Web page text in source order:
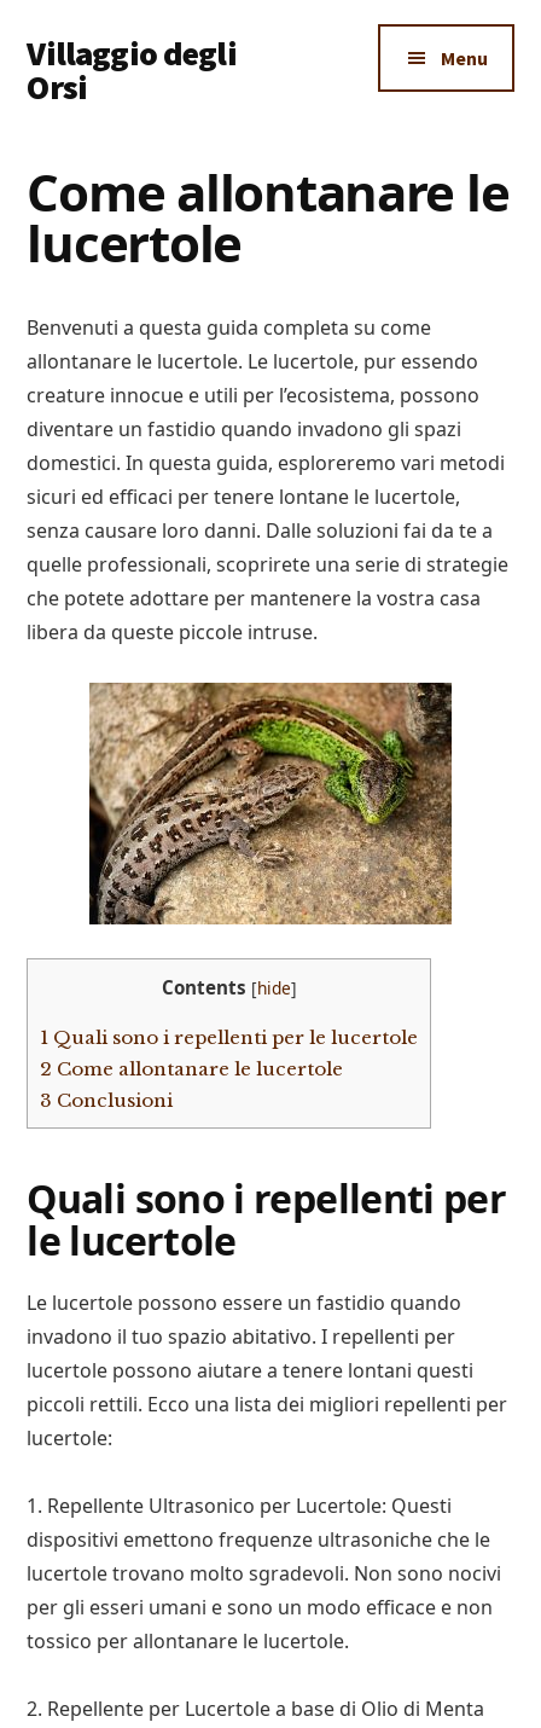
main
content
primary
sidebar
footer
menu
Villaggio degli
Orsi
Dove
Imparare
Tutto
Menu
Come allontanare le
lucertole
Benvenuti a questa guida completa su come
allontanare le lucertole. Le lucertole, pur essendo
creature innocue e utili per l’ecosistema, possono
diventare un fastidio quando invadono gli spazi
domestici. In questa guida, esploreremo vari metodi
sicuri ed efficaci per tenere lontane le lucertole,
senza causare loro danni. Dalle soluzioni fai da te a
quelle professionali, scoprirete una serie di strategie
che potete adottare per mantenere la vostra casa
libera da queste piccole intruse.
Contents [hide]
1 Quali sono i repellenti per le lucertole
2 Come allontanare le lucertole
3 Conclusioni
Quali sono i repellenti per
le lucertole
Le lucertole possono essere un fastidio quando
invadono il tuo spazio abitativo. I repellenti per
lucertole possono aiutare a tenere lontani questi
piccoli rettili. Ecco una lista dei migliori repellenti per
lucertole:
1. Repellente Ultrasonico per Lucertole: Questi
dispositivi emettono frequenze ultrasoniche che le
lucertole trovano molto sgradevoli. Non sono nocivi
per gli esseri umani e sono un modo efficace e non
tossico per allontanare le lucertole.
2. Repellente per Lucertole a base di Olio di Menta